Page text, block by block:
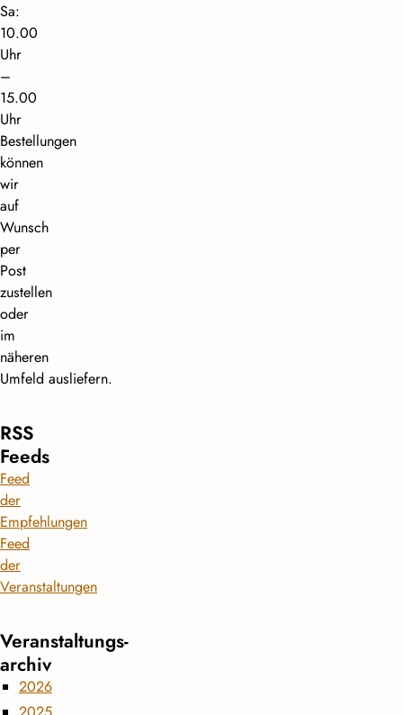
Sa:
10.00
Uhr
–
15.00
Uhr
Bestellungen
können
wir
auf
Wunsch
per
Post
zustellen
oder
im
näheren
Umfeld ausliefern.
RSS
Feeds
Feed
der
Empfehlungen
Feed
der
Veranstaltungen
Veranstaltungs­
archiv
2026